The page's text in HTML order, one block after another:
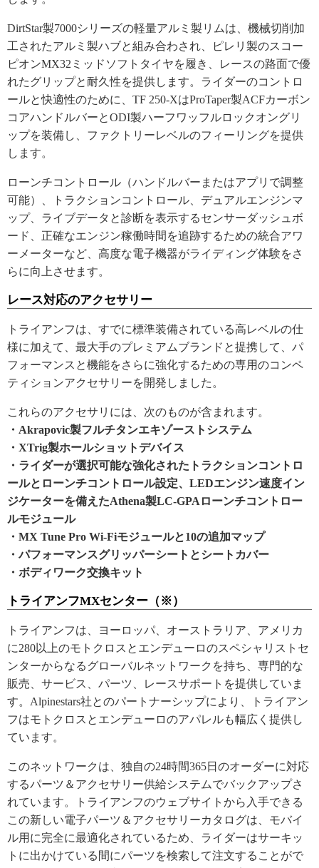
DirtStar製7000シリーズの軽量アルミ製リムは、機械切削加
工されたアルミ製ハブと組み合わされ、ピレリ製のスコー
ピオンMX32ミッドソフトタイヤを履き、レースの路面で優
れたグリップと耐久性を提供します。ライダーのコントロ
ールと快適性のために、TF 250-XはProTaper製ACFカーボン
コアハンドルバーとODI製ハーフワッフルロックオングリ
ップを装備し、ファクトリーレベルのフィーリングを提供
します。
ローンチコントロール（ハンドルバーまたはアプリで調整
可能）、トラクションコントロール、デュアルエンジンマ
ップ、ライブデータと診断を表示するセンサーダッシュボ
ード、正確なエンジン稼働時間を追跡するための統合アワ
ーメーターなど、高度な電子機器がライディング体験をさ
らに向上させます。
レース対応のアクセサリー
トライアンフは、すでに標準装備されている高レベルの仕
様に加えて、最大手のプレミアムブランドと提携して、パ
フォーマンスと機能をさらに強化するための専用のコンペ
ティションアクセサリーを開発しました。
これらのアクセサリには、次のものが含まれます。
・Akrapovic製フルチタンエキゾーストシステム
・XTrig製ホールショットデバイス
・ライダーが選択可能な強化されたトラクションコントロ
ールとローンチコントロール設定、LEDエンジン速度イン
ジケーターを備えたAthena製LC-GPAローンチコントロー
ルモジュール
・MX Tune Pro Wi-Fiモジュールと10の追加マップ
・パフォーマンスグリッパーシートとシートカバー
・ボディワーク交換キット
トライアンフMXセンター（※）
トライアンフは、ヨーロッパ、オーストラリア、アメリカ
に280以上のモトクロスとエンデューロのスペシャリストセ
ンターからなるグローバルネットワークを持ち、専門的な
販売、サービス、パーツ、レースサポートを提供していま
す。Alpinestars社とのパートナーシップにより、トライアン
フはモトクロスとエンデューロのアパレルも幅広く提供し
ています。
このネットワークは、独自の24時間365日のオーダーに対応
するパーツ＆アクセサリー供給システムでバックアップさ
れています。トライアンフのウェブサイトから入手できる
この新しい電子パーツ＆アクセサリーカタログは、モバイ
ル用に完全に最適化されているため、ライダーはサーキッ
トに出かけている間にパーツを検索して注文することがで